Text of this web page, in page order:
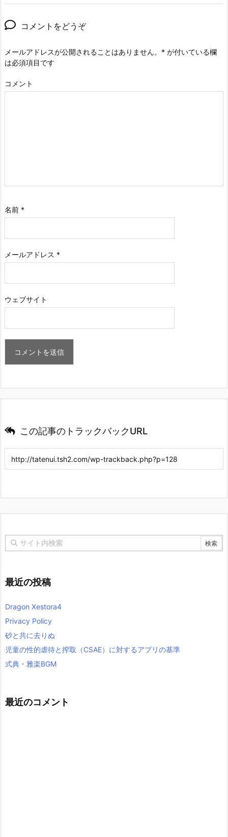
コメントをどうぞ
メールアドレスが公開されることはありません。 * が付いている欄
は必須項目です
コメント
名前 *
メールアドレス *
ウェブサイト
この記事のトラックバックURL
最近の投稿
Dragon Xestora4
Privacy Policy
砂と共に去りぬ
児童の性的虐待と搾取（CSAE）に対するアプリの基準
式典・雅楽BGM
最近のコメント